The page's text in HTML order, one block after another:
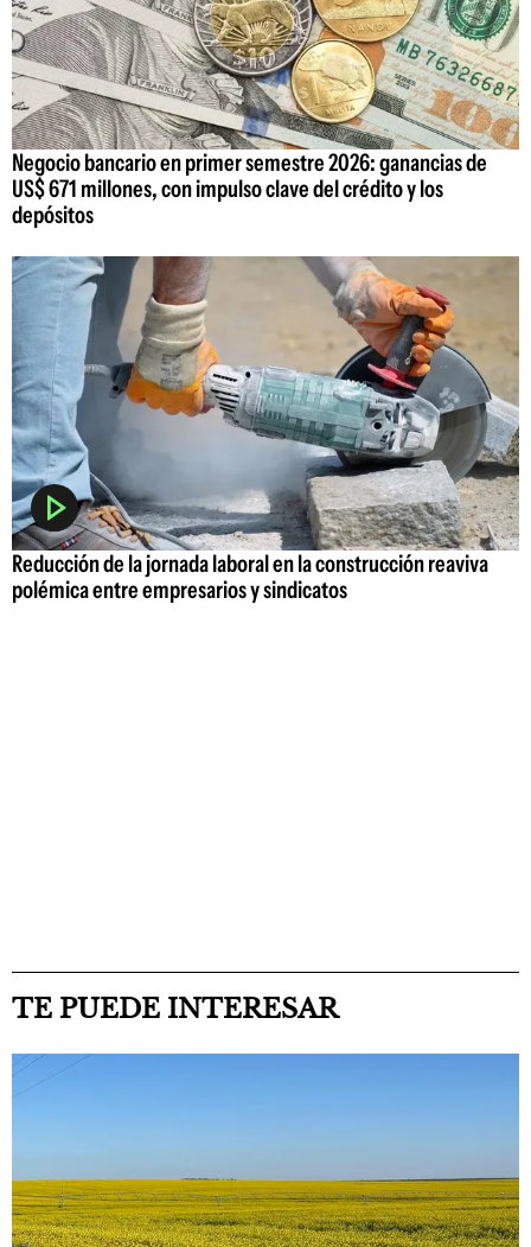
Negocio bancario en primer semestre 2026: ganancias de
US$ 671 millones, con impulso clave del crédito y los
depósitos
Reducción de la jornada laboral en la construcción reaviva
polémica entre empresarios y sindicatos
TE PUEDE INTERESAR